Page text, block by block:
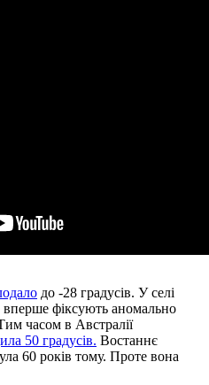
до -28 градусів. У селі
вперше фіксують аномально
часом в Австралії
50 градусів. Востаннє
60 років тому. Проте вона